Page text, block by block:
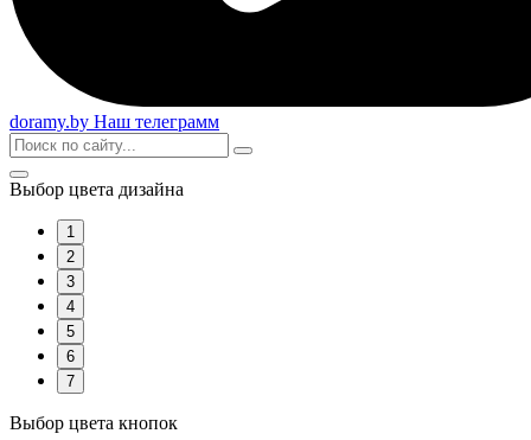
doramy.by Наш телеграмм
Выбор цвета дизайна
1
2
3
4
5
6
7
Выбор цвета кнопок